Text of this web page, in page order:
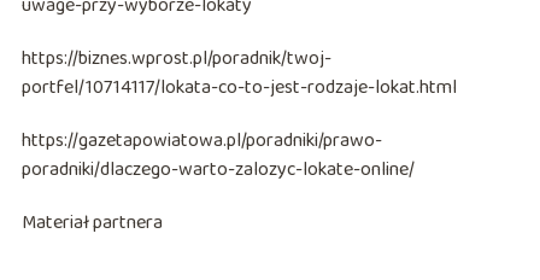
https://biznes.wprost.pl/poradnik/twoj-
portfel/10714117/lokata-co-to-jest-rodzaje-lokat.html
https://gazetapowiatowa.pl/poradniki/prawo-
poradniki/dlaczego-warto-zalozyc-lokate-online/
Materiał partnera